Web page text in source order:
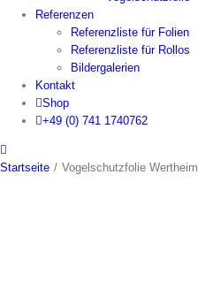
Referenzen
Referenzliste für Folien
Referenzliste für Rollos
Bildergalerien
Kontakt
Shop
+49 (0) 741 1740762
Startseite / Vogelschutzfolie Wertheim